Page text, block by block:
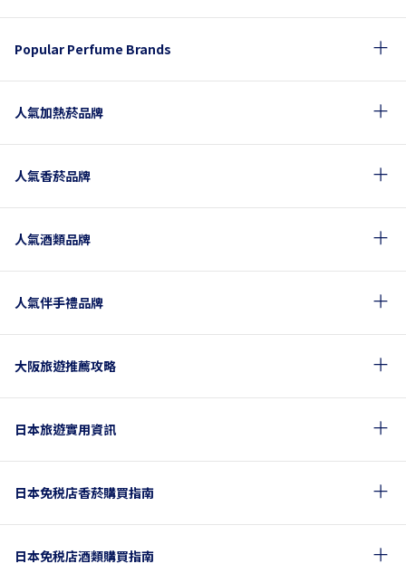
Popular Perfume Brands
人氣加熱菸品牌
人氣香菸品牌
人氣酒類品牌
人氣伴手禮品牌
大阪旅遊推薦攻略
日本旅遊實用資訊
日本免税店香菸購買指南
日本免税店酒類購買指南